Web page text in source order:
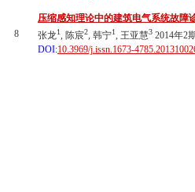
8
压缩感知理论中的建筑电气系统故障
张龙1, 陈宸2, 韩宁1, 王亚慧3 2014年2
DOI:10.3969/j.issn.1673-